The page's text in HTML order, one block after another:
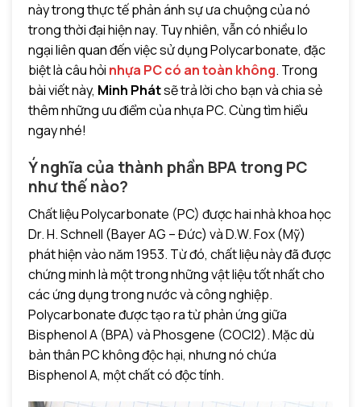
này trong thực tế phản ánh sự ưa chuộng của nó
trong thời đại hiện nay. Tuy nhiên, vẫn có nhiều lo
ngại liên quan đến việc sử dụng Polycarbonate, đặc
biệt là câu hỏi nhựa PC có an toàn không. Trong
bài viết này, Minh Phátsẽ trả lời cho bạn và chia sẻ
thêm những ưu điểm của nhựa PC. Cùng tìm hiểu
ngay nhé!
Ý nghĩa của thành phần BPA trong PC
như thế nào?
Chất liệu Polycarbonate (PC) được hai nhà khoa học
Dr. H. Schnell (Bayer AG – Đức) và D.W. Fox (Mỹ)
phát hiện vào năm 1953. Từ đó, chất liệu này đã được
chứng minh là một trong những vật liệu tốt nhất cho
các ứng dụng trong nước và công nghiệp.
Polycarbonate được tạo ra từ phản ứng giữa
Bisphenol A (BPA) và Phosgene (COCl2). Mặc dù
bản thân PC không độc hại, nhưng nó chứa
Bisphenol A, một chất có độc tính.